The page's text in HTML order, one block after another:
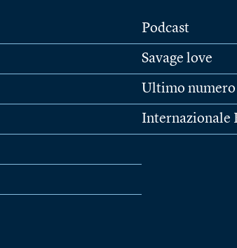
Podcast
Savage love
Ultimo numero
Internazionale